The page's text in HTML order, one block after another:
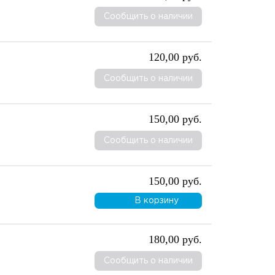
Сообщить о наличии
120,00 руб.
Сообщить о наличии
150,00 руб.
Сообщить о наличии
150,00 руб.
В корзину
180,00 руб.
Сообщить о наличии